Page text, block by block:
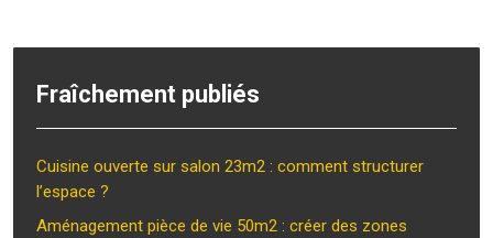
Fraîchement publiés
Cuisine ouverte sur salon 23m2 : comment structurer
l’espace ?
Aménagement pièce de vie 50m2 : créer des zones